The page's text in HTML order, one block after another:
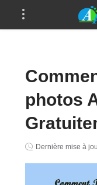
photos
Dernière mise à